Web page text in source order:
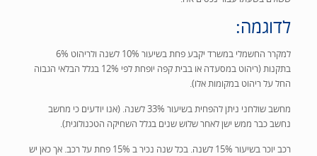
לדוגמה:
למקרר החשמלי במשרד יקבע פחת בשיעור 10% לשנה ולריהוט 6%
בתקנות (ריהוט במסעדה או בבית קפה יופחת לפי 12% בגלל הבלאי הגבוה
החל על ריהוט במקומות אלו).
מחשב שולחני ניתן להפחית בשיעור 33% לשנה. (אנו יודעים כי מחשב
נחשב כבר ממש ישן לאחר שלוש שנים בגלל השחיקה הטכנולוגית).
רכב יוכר בשיעור 15% לשנה. בכל שנה נכיר ב 15% פחת על רכב. אך כאן יש